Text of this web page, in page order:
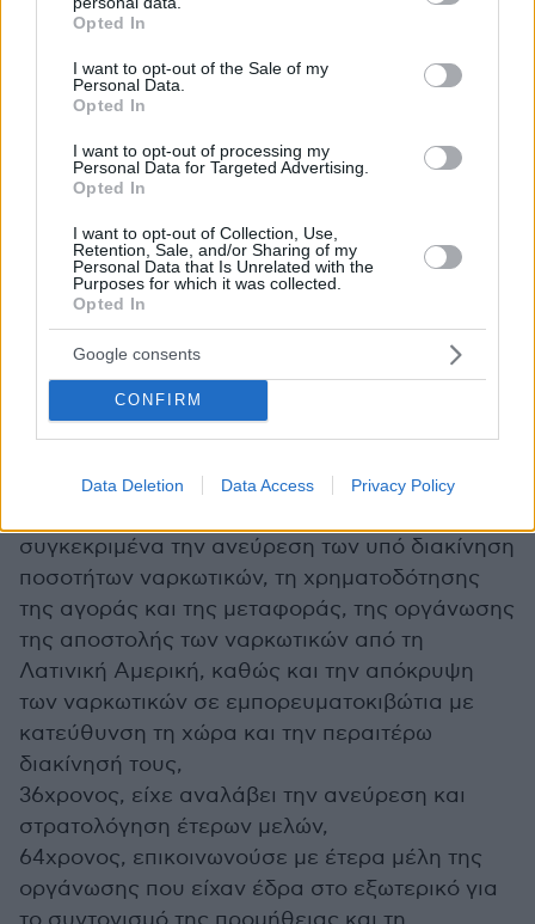
grant or deny consent to Google and its third-party tags to
use your data for below specified purposes in below Google
consent section.
Opted In
I want to opt-out of the Sale of my
Personal Data.
Opted In
I want to opt-out of processing my
Personal Data for Targeted Advertising.
Opted In
I want to opt-out of Collection, Use,
Retention, Sale, and/or Sharing of my
Personal Data that Is Unrelated with the
Purposes for which it was collected.
Opted In
Google consents
CONFIRM
Data Deletion Data Access Privacy Policy
διακρίβωση της δράσης των μελών της
Παράλληλα, προέκυψε η επιχειρησιακή δομή
και επαγγελματική υποδομή την οποία
διέθεταν, η οποία εξασφάλιζε την αδιάλειπτη
στο χρόνο εγκληματική τους δράση και
συγκεκριμένα τη μεταφορά και διακίνηση
μεγάλων ποσοτήτων κοκαΐνης, από την οποία
αποκόμισαν υπέρογκα παράνομα έσοδα που
ξεπερνούν τα -5.000.000- €.
Παράλληλα διακριβώθηκε ο ρόλος καθενός
από τα μέλη της οργάνωσης, ως εξής:
48χρονος, είχε αναλάβει τη διεύθυνση και
συγκεκριμένα την ανεύρεση των υπό διακίνηση
ποσοτήτων ναρκωτικών, τη χρηματοδότησης
της αγοράς και της μεταφοράς, της οργάνωσης
της αποστολής των ναρκωτικών από τη
Λατινική Αμερική, καθώς και την απόκρυψη
των ναρκωτικών σε εμπορευματοκιβώτια με
κατεύθυνση τη χώρα και την περαιτέρω
διακίνησή τους,
36χρονος, είχε αναλάβει την ανεύρεση και
στρατολόγηση έτερων μελών,
64χρονος, επικοινωνούσε με έτερα μέλη της
οργάνωσης που είχαν έδρα στο εξωτερικό για